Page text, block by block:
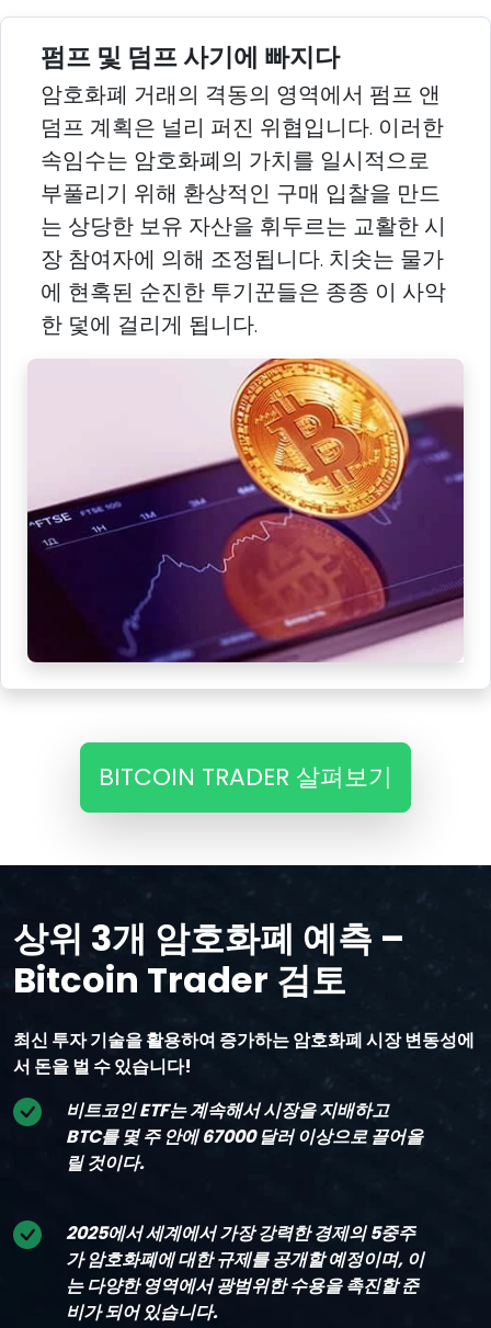
펌프 및 덤프 사기에 빠지다
암호화폐 거래의 격동의 영역에서 펌프 앤
덤프 계획은 널리 퍼진 위협입니다. 이러한
속임수는 암호화폐의 가치를 일시적으로
부풀리기 위해 환상적인 구매 입찰을 만드
는 상당한 보유 자산을 휘두르는 교활한 시
장 참여자에 의해 조정됩니다. 치솟는 물가
에 현혹된 순진한 투기꾼들은 종종 이 사악
한 덫에 걸리게 됩니다.
BITCOIN TRADER 살펴보기
상위 3개 암호화폐 예측 –
Bitcoin Trader 검토
최신 투자 기술을 활용하여 증가하는 암호화폐 시장 변동성에
서 돈을 벌 수 있습니다!
비트코인 ETF는 계속해서 시장을 지배하고
BTC를 몇 주 안에 67000 달러 이상으로 끌어올
릴 것이다.
2025에서 세계에서 가장 강력한 경제의 5중주
가 암호화폐에 대한 규제를 공개할 예정이며, 이
는 다양한 영역에서 광범위한 수용을 촉진할 준
비가 되어 있습니다.